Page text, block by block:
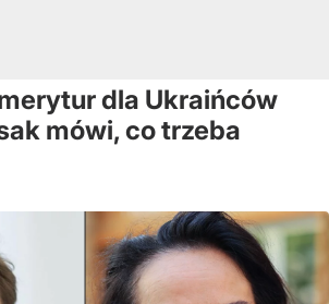
dla Ukraińców
mówi, co trzeba